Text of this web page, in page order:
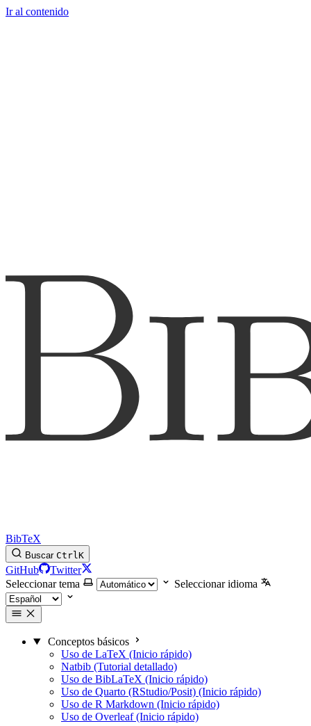
Ir al contenido
BibTeX
Buscar CtrlK
GitHub
Twitter
Seleccionar tema
Seleccionar idioma
Conceptos básicos
Uso de LaTeX (Inicio rápido)
Natbib (Tutorial detallado)
Uso de BibLaTeX (Inicio rápido)
Uso de Quarto (RStudio/Posit) (Inicio rápido)
Uso de R Markdown (Inicio rápido)
Uso de Overleaf (Inicio rápido)